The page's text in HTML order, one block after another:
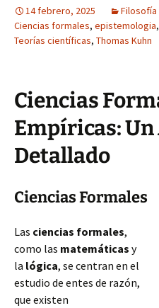
14 febrero, 2025 Filosofía
Ciencias formales, epistemologia,
Teorías científicas, Thomas Kuhn
Ciencias
Empíricas:
Detallado
Ciencias Formales
Las ciencias formales,
como las matemáticas y
la lógica, se centran en el
estudio de entes de razón,
que existen